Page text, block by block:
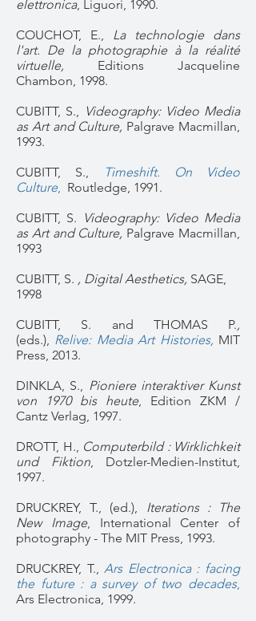
elettronica, Liguori, 1990.
COUCHOT, E., La technologie dans
l'art. De la photographie à la réalité
virtuelle, Editions Jacqueline
Chambon, 1998.
CUBITT, S., Videography: Video Media
as Art and Culture, Palgrave Macmillan​,
1993.
CUBITT, S.,
Timeshift. On Video
Culture, Routledge, 1991.
CUBITT, S. Videography: Video Media
as Art and Culture, Palgrave Macmillan,
1993
CUBITT, S. , Digital Aesthetics, SAGE,
1998
CUBITT, S. and THOMAS P.,
(eds.), Relive: Media Art Histories, MIT
Press, 2013.
DINKLA, S., Pioniere interaktiver Kunst
von 1970 bis heute, Edition ZKM /
Cantz Verlag, 1997.
DROTT, H., Computerbild : Wirklichkeit
und Fiktion, Dotzler-Medien-Institut,
1997.
DRUCKREY, T., (ed.), Iterations : The
New Image, International Center of
photography - The MIT Press, 1993.
DRUCKREY, T.,Ars Electronica : facing
the future : a survey of two decades,
Ars Electronica, 1999.